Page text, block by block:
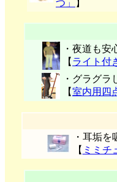
つ」 】
・夜道も安
【 ライト付
・グラグラ
【室内用四
・耳垢
【 ミミチ